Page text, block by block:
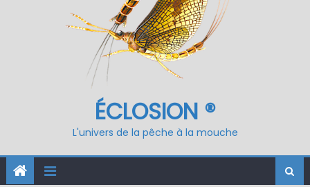
ÉCLOSION ®
L'univers de la pêche à la mouche